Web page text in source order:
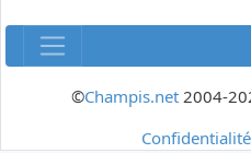
©Champis.net2004-
Confidentialité